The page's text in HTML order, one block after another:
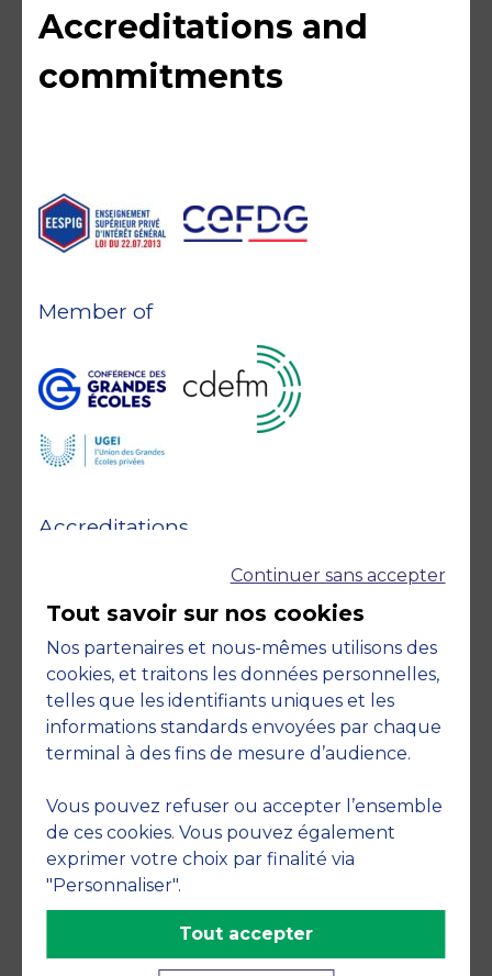
Accreditations and
commitments
Accreditations
Member of
Engagements
Continuer sans accepter
Tout savoir sur nos cookies
Nos partenaires et nous-mêmes utilisons des
cookies, et traitons les données personnelles,
telles que les identifiants uniques et les
informations standards envoyées par chaque
terminal à des fins de mesure d’audience.
Vous pouvez refuser ou accepter l’ensemble
de ces cookies. Vous pouvez également
exprimer votre choix par finalité via
"Personnaliser".
Tout accepter